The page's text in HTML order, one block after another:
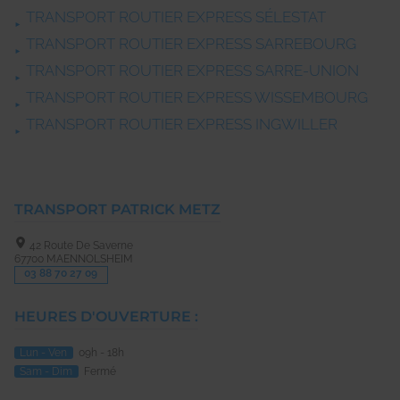
TRANSPORT ROUTIER EXPRESS SÉLESTAT
TRANSPORT ROUTIER EXPRESS SARREBOURG
TRANSPORT ROUTIER EXPRESS SARRE-UNION
TRANSPORT ROUTIER EXPRESS WISSEMBOURG
TRANSPORT ROUTIER EXPRESS INGWILLER
TRANSPORT PATRICK METZ
42 Route De Saverne
67700 MAENNOLSHEIM
03 88 70 27 09
HEURES D'OUVERTURE :
Lun - Ven
09h - 18h
Sam - Dim
Fermé